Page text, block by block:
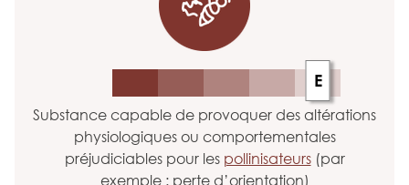
E
Substance capable de provoquer des altérations
physiologiques ou comportementales
préjudiciables pour les pollinisateurs(par
exemple : perte d’orientation)